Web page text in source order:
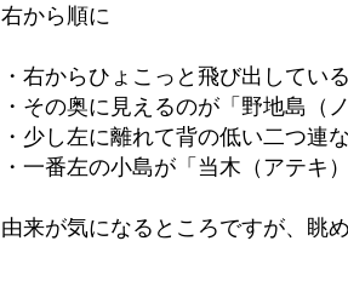
右から順に
・右からひょこっと飛び出してい
・その奥に見えるのが「野地島（
・少し左に離れて背の低い二つ連
・一番左の小島が「当木（アテキ）
由来が気になるところですが、眺